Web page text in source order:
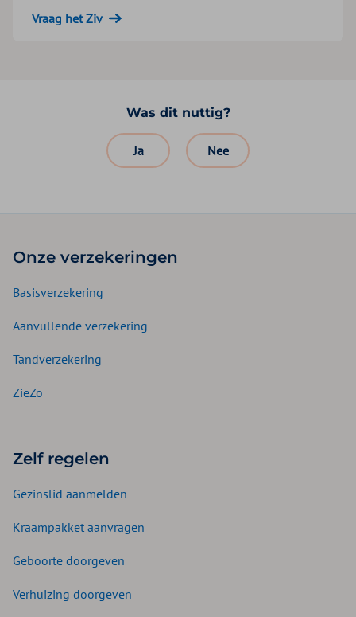
Vraag het Ziv
Was dit nuttig?
Ja Nee
Onze verzekeringen
Basisverzekering
Aanvullende verzekering
Tandverzekering
ZieZo
Zelf regelen
Gezinslid aanmelden
Kraampakket aanvragen
Geboorte doorgeven
Verhuizing doorgeven